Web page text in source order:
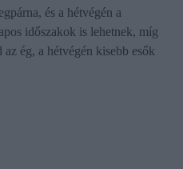
és a hétvégén a
időszakok is lehetnek, míg
ég, a hétvégén kisebb esők